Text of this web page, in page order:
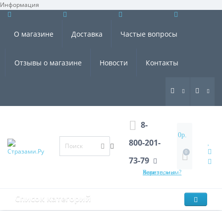
Информация ×
О магазине Доставка Частые вопросы
Отзывы о магазине Новости Контакты
8-
800-201-
73-79
Хотите, мы Вам перезвоним?
0р.
0
Список категорий